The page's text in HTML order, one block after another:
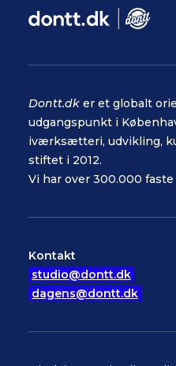
Dontt.dk er et globalt
udgangspunkt i
iværksætteri, udvikling,
stiftet i 2012.
Vi har over 300.000
Kontakt
studio@dontt.dk
dagens@dontt.dk